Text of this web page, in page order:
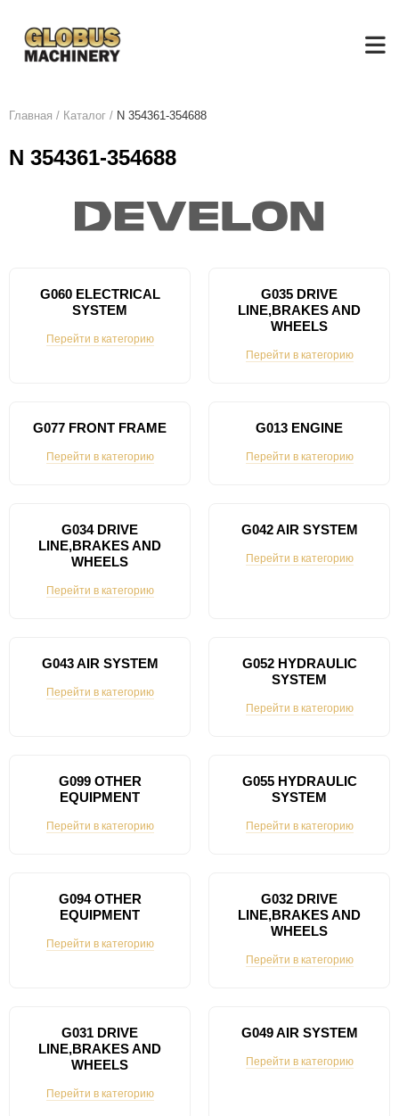
Главная / Каталог / N 354361-354688
N 354361-354688
G060 ELECTRICAL
SYSTEM
Перейти в категорию
G035 DRIVE
LINE,BRAKES AND
WHEELS
Перейти в категорию
G077 FRONT FRAME
Перейти в категорию
G013 ENGINE
Перейти в категорию
G034 DRIVE
LINE,BRAKES AND
WHEELS
Перейти в категорию
G042 AIR SYSTEM
Перейти в категорию
G043 AIR SYSTEM
Перейти в категорию
G052 HYDRAULIC
SYSTEM
Перейти в категорию
G099 OTHER
EQUIPMENT
Перейти в категорию
G055 HYDRAULIC
SYSTEM
Перейти в категорию
G094 OTHER
EQUIPMENT
Перейти в категорию
G032 DRIVE
LINE,BRAKES AND
WHEELS
Перейти в категорию
G031 DRIVE
LINE,BRAKES AND
WHEELS
Перейти в категорию
G049 AIR SYSTEM
Перейти в категорию